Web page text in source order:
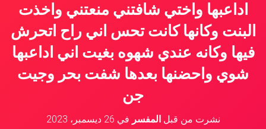
ق
ل
اداعبها واختي شافتني منعتني واخذت
البنت وكانها كانت تحس اني راح اتحرش
فيها وكانه عندي شهوه بغيت اني اداعبها
شوي واحضنها بعدها شفت بحر وجيت
جن
نشرت من قبلالمفسر في 26 ديسمبر، 2023